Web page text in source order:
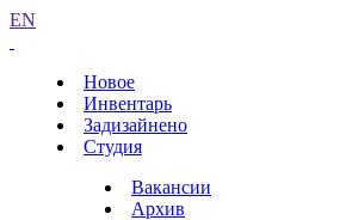
EN
Новое
Инвентарь
Задизайнено
Студия
Вакансии
Архив